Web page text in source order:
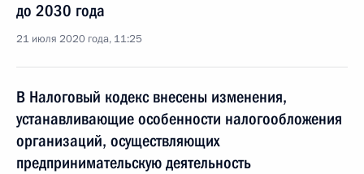
до 2030 года
21 июля 2020 года, 11:25
В Налоговый кодекс внесены изменения,
устанавливающие особенности налогообложения
организаций, осуществляющих
предпринимательскую деятельность